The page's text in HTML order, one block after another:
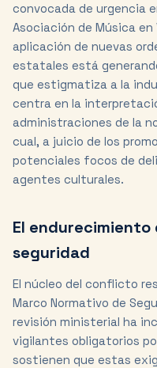
convocada de urgencia
Asociación de Música en
aplicación de nuevas
estatales está
que estigmatiza a la
centra en la
administraciones de la
cual, a juicio de los
potenciales focos de
agentes culturales.
El
seguridad
El núcleo del conflicto
Marco Normativo de
revisión ministerial ha
vigilantes obligatorios
sostienen que estas